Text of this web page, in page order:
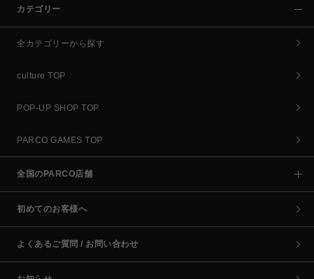
カテゴリー
全カテゴリーから探す
culture TOP
POP-UP SHOP TOP
PARCO GAMES TOP
全国のPARCO店舗
初めてのお客様へ
よくあるご質問 / お問い合わせ